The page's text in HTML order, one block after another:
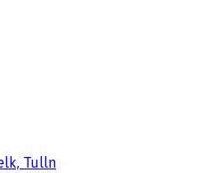
Tulln